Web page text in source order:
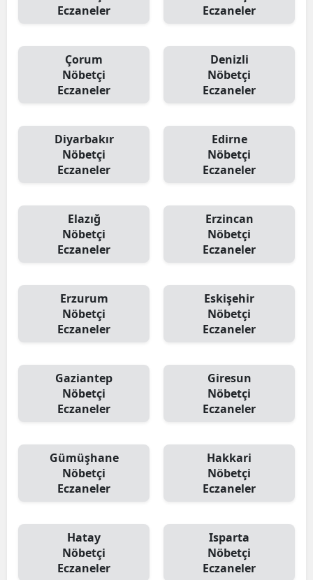
Eczaneler
Eczaneler
Çorum
Nöbetçi
Eczaneler
Denizli
Nöbetçi
Eczaneler
Diyarbakır
Nöbetçi
Eczaneler
Edirne
Nöbetçi
Eczaneler
Elazığ
Nöbetçi
Eczaneler
Erzincan
Nöbetçi
Eczaneler
Erzurum
Nöbetçi
Eczaneler
Eskişehir
Nöbetçi
Eczaneler
Gaziantep
Nöbetçi
Eczaneler
Giresun
Nöbetçi
Eczaneler
Gümüşhane
Nöbetçi
Eczaneler
Hakkari
Nöbetçi
Eczaneler
Hatay
Nöbetçi
Eczaneler
Isparta
Nöbetçi
Eczaneler